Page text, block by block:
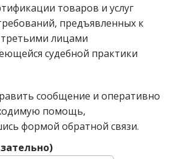
товаров и услуг
предъявленных к
лицами
судебной практики
сообщение и оперативно
помощь,
формой обратной связи.